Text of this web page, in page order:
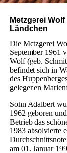
Metzgerei
Ländchen
Die Metzgerei
September 1961
Wolf (geb.
befindet sich in
des
gelegenen
Sohn Adalbert
1962 geboren
Betrieb das
1983 absolvierte
am 01. Januar